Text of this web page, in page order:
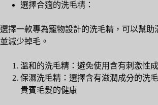
選擇合適的洗毛精：
選擇一款專為寵物設計的洗毛精，可以幫助
並減少掉毛。
溫和的洗毛精：避免使用含有刺激性
保濕洗毛精：選擇含有滋潤成分的洗
貴賓毛髮的健康